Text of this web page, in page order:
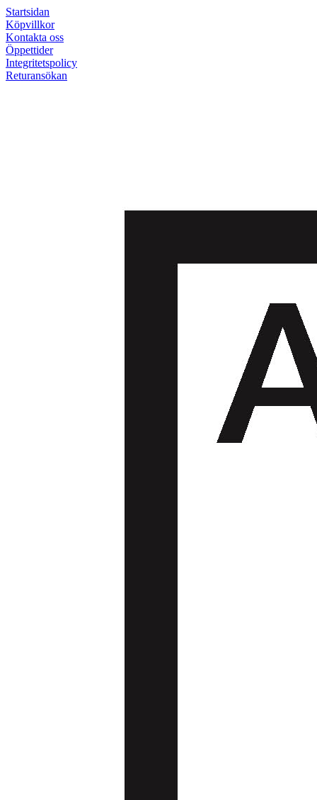
Startsidan
Köpvillkor
Kontakta oss
Öppettider
Integritetspolicy
Returansökan